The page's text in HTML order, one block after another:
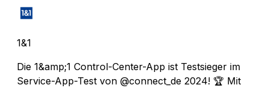
1&1
Die 1&amp;1 Control-Center-App ist Testsieger im
Service-App-Test von @connect_de 2024! 🏆 Mit